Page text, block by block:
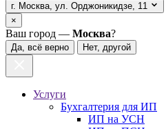
г. Москва, ул. Орджоникидзе, 11
×
Ваш город — Москва?
Да, всё верно Нет, другой
Услуги
Бухгалтерия для ИП
ИП на УСН